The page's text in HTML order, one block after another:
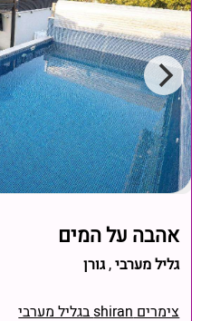
אהבה על המים
גליל מערבי,גורן
צימרים shiran בגליל מערבי